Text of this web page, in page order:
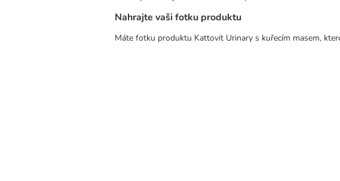
Nahrajte vaši fotku produktu
Máte fotku produktu Kattovit Urinary s kuřecím masem,